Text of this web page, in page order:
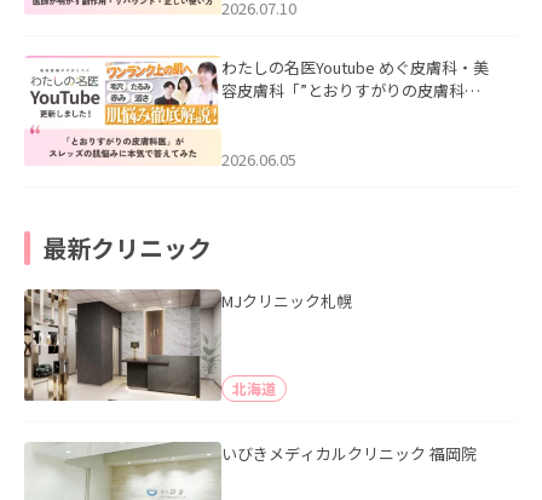
た。
2026.07.10
わたしの名医Youtube めぐ皮膚科・美
容皮膚科「”とおりすがりの皮膚科
2026.06.05
最新クリニック
MJクリニック札幌
北海道
いびきメディカルクリニック 福岡院